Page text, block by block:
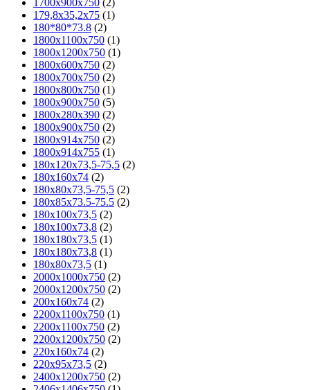
1700х900х750 (2)
179,8х35,2х75 (1)
180*80*73.8 (2)
1800x1100x750 (1)
1800x1200x750 (1)
1800x600x750 (2)
1800x700x750 (2)
1800x800x750 (1)
1800x900x750 (5)
1800х280х390 (2)
1800х900х750 (2)
1800х914х750 (2)
1800х914х755 (1)
180x120x73,5-75,5 (2)
180x160x74 (2)
180x80x73,5-75,5 (2)
180x85x73.5-75.5 (2)
180х100х73,5 (2)
180х100х73,8 (2)
180х180х73,5 (1)
180х180х73,8 (1)
180х80х73,5 (1)
2000х1000х750 (2)
2000х1200х750 (2)
200x160x74 (2)
2200x1100x750 (1)
2200х1100х750 (2)
2200х1200х750 (2)
220x160x74 (2)
220х95х73,5 (2)
2400х1200х750 (2)